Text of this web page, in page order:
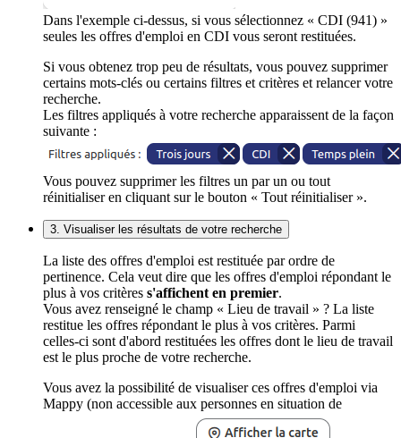
Dans l'exemple ci-dessus, si vous sélectionnez « CDI (941) »
seules les offres d'emploi en CDI vous seront restituées.
Si vous obtenez trop peu de résultats, vous pouvez supprimer
certains mots-clés ou certains filtres et critères et relancer votre
recherche.
Les filtres appliqués à votre recherche apparaissent de la façon
suivante :
Vous pouvez supprimer les filtres un par un ou tout
réinitialiser en cliquant sur le bouton « Tout réinitialiser ».
3. Visualiser les résultats de votre recherche
La liste des offres d'emploi est restituée par ordre de
pertinence. Cela veut dire que les offres d'emploi répondant le
plus à vos critères s'affichent en premier.
Vous avez renseigné le champ « Lieu de travail » ? La liste
restitue les offres répondant le plus à vos critères. Parmi
celles-ci sont d'abord restituées les offres dont le lieu de travail
est le plus proche de votre recherche.
Vous avez la possibilité de visualiser ces offres d'emploi via
Mappy (non accessible aux personnes en situation de